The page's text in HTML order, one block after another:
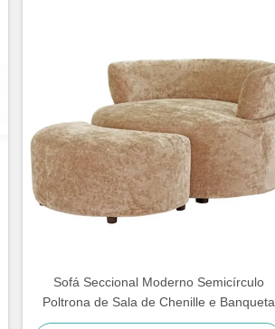
Sofá Seccional Moderno Semicírculo
Poltrona de Sala de Chenille e Banqueta